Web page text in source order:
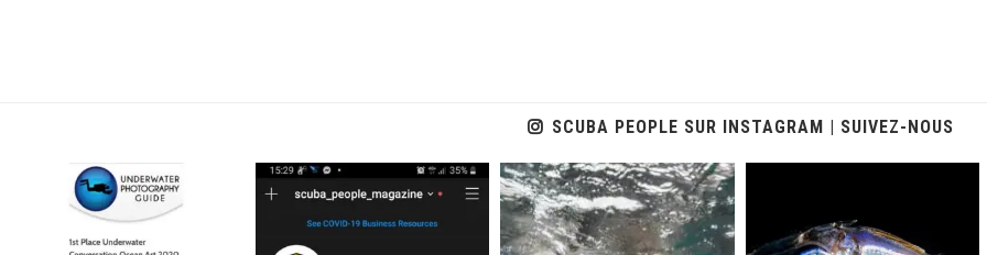
SCUBA PEOPLE SUR INSTAGRAM | SUIVEZ-NOUS
scuba_people_magazine scuba_people_magazine scuba_people_magazine